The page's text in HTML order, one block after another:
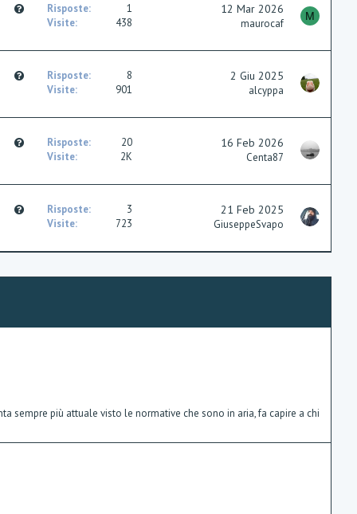
s
Risposte
1
Visite
438
12 Mar 2026
maurocaf
M
s
Risposte
8
Visite
901
2 Giu 2025
alcyppa
s
Risposte
20
Visite
2K
16 Feb 2026
Centa87
s
Risposte
3
Visite
723
21 Feb 2025
GiuseppeSvapo
sempre più attuale visto le normative che sono in aria, fa capire a chi